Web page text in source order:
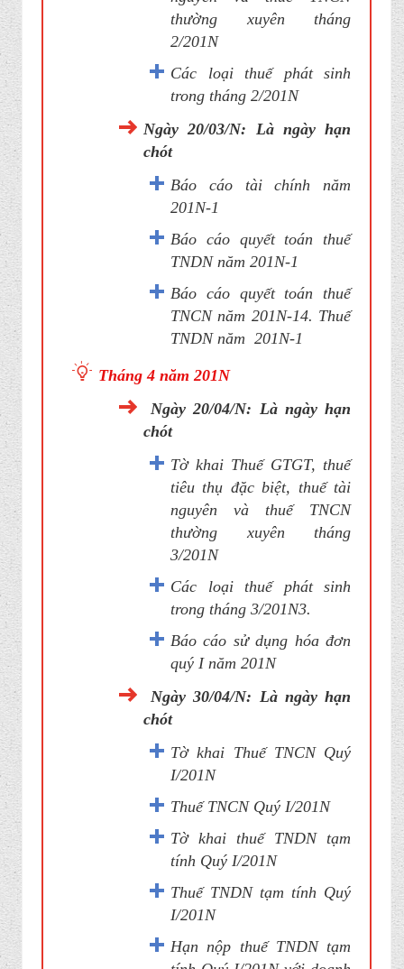
thường xuyên tháng
2/201N
Các loại thuế phát sinh
trong tháng 2/201N
Ngày 20/03/N: Là ngày hạn
chót
Báo cáo tài chính năm
201N-1
Báo cáo quyết toán thuế
TNDN năm 201N-1
Báo cáo quyết toán thuế
TNCN năm 201N-14. Thuế
TNDN năm 201N-1
Tháng 4 năm 201N
Ngày 20/04/N: Là ngày hạn
chót
Tờ khai Thuế GTGT, thuế
tiêu thụ đặc biệt, thuế tài
nguyên và thuế TNCN
thường xuyên tháng
3/201N
Các loại thuế phát sinh
trong tháng 3/201N3.
Báo cáo sử dụng hóa đơn
quý I năm 201N
Ngày 30/04/N: Là ngày hạn
chót
Tờ khai Thuế TNCN Quý
I/201N
Thuế TNCN Quý I/201N
Tờ khai thuế TNDN tạm
tính Quý I/201N
Thuế TNDN tạm tính Quý
I/201N
Hạn nộp thuế TNDN tạm